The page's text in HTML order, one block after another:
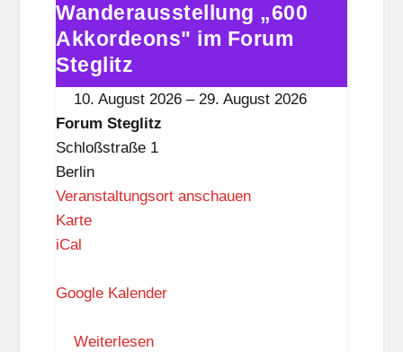
t
e
g
l
i
t
z
Wanderausstellung
„600
Akkordeons"
im
Forum
Steglitz
Wanderausstellung „600
Akkordeons" im Forum
Steglitz
10. August 2026 –29. August 2026
Forum Steglitz
Schloßstraße 1
Berlin
Veranstaltungsort anschauen
KarteF
u
S
iCal
Google Kalender
Weiterlesen